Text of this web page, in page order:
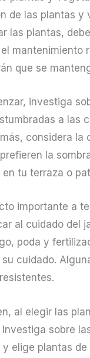
de las plantas y
las plantas,
mantenimiento
que se
investiga
a las
considera la
la
en tu terraza o
importante a
al cuidado del
poda y
cuidado.
al elegir las
Investiga sobre
y elige plantas